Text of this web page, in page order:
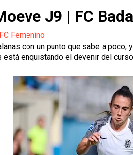
J9 | FC
Femenino
con un punto que sabe a
enquistando el devenir del